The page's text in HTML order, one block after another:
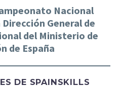
Nacional
Dirección General de
del Ministerio de
de España
DE SPAINSKILLS